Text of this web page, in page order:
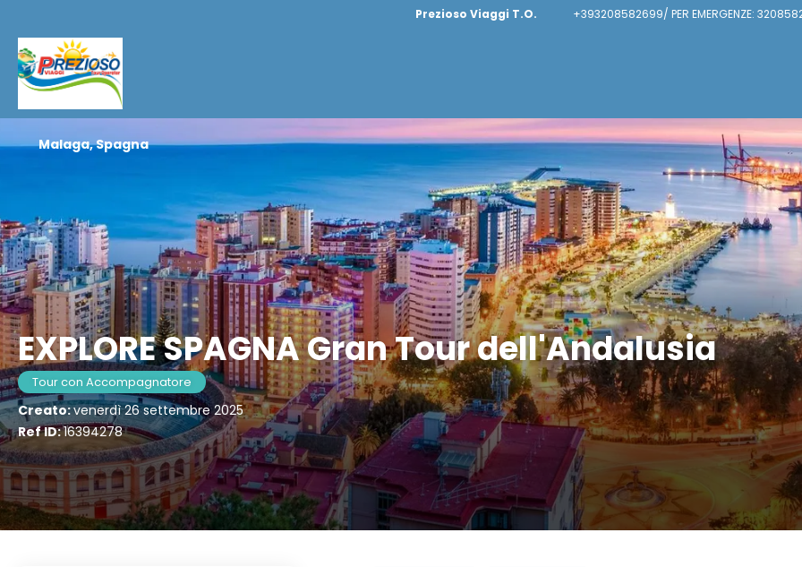
Prezioso Viaggi T.O. +393208582699/ PER EMERGENZE:
EXPLORE SPAGNA Gran Tour dell'Andalusia
Tour con Accompagnatore
Creato:venerdì 26 settembre 2025
Ref ID:16394278
Malaga, Spagna